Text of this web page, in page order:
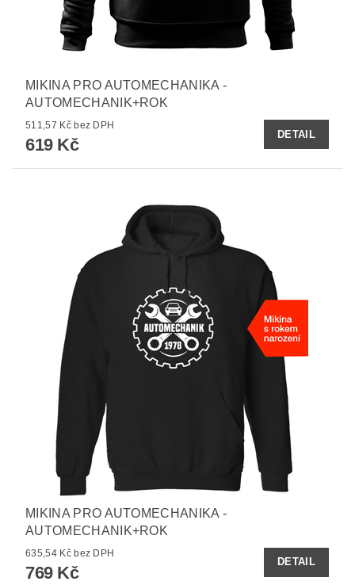
MIKINA PRO AUTOMECHANIKA -
AUTOMECHANIK+ROK
511,57 Kč bez DPH
619 Kč
DETAIL
MIKINA PRO AUTOMECHANIKA -
AUTOMECHANIK+ROK
635,54 Kč bez DPH
769 Kč
DETAIL